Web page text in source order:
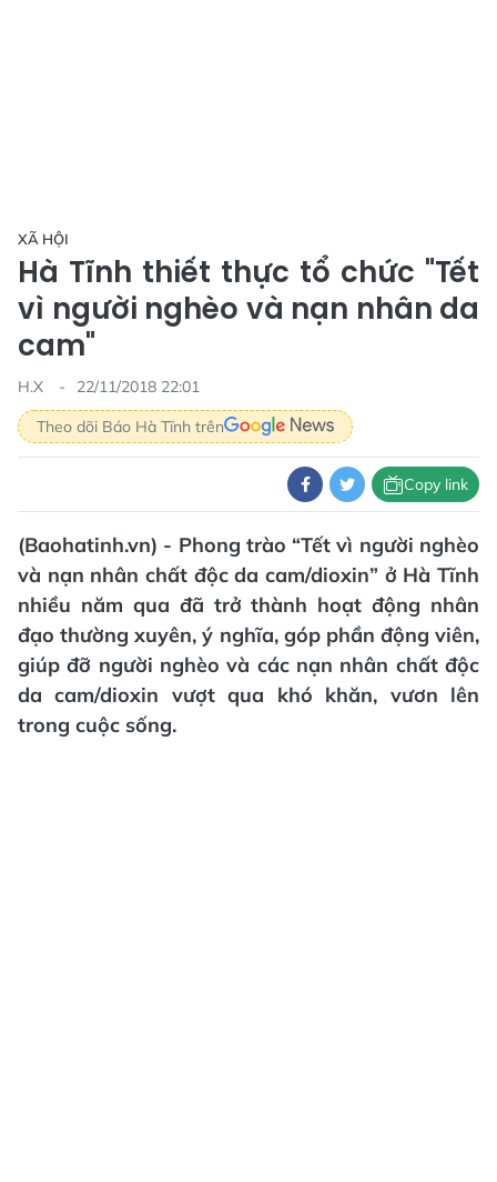
XÃ HỘI
Hà Tĩnh thiết thực tổ chức "Tết
vì người nghèo và nạn nhân da
cam"
H.X
22/11/2018 22:01
Theo dõi Báo Hà Tĩnh trên
Copy link
(Baohatinh.vn) - Phong trào “Tết vì người nghèo
và nạn nhân chất độc da cam/dioxin” ở Hà Tĩnh
nhiều năm qua đã trở thành hoạt động nhân
đạo thường xuyên, ý nghĩa, góp phần động viên,
giúp đỡ người nghèo và các nạn nhân chất độc
da cam/dioxin vượt qua khó khăn, vươn lên
trong cuộc sống.